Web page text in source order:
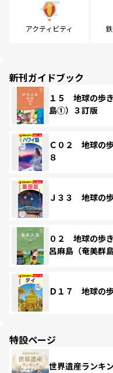
アクティビティ
新刊ガイドブック
１５ 地球の歩
島①）３訂版
Ｃ０２ 地球の
８
Ｊ３３ 地球の
０２ 地球の
呂麻島（奄美群
Ｄ１７ 地球の
特設ページ
世界遺産ランキ